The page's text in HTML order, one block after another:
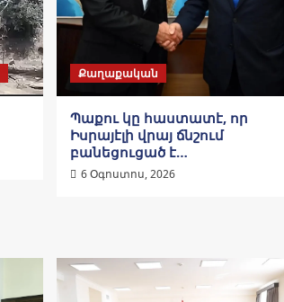
Քաղաքական
Պաքու կը հաստատէ, որ
Իսրայէլի վրայ ճնշում
բանեցուցած է…
6 Օգոստոս, 2026